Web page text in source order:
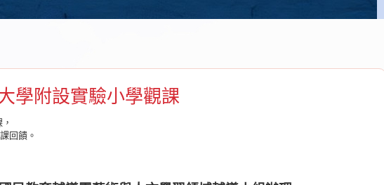
學附設實驗小學觀課
回饋。